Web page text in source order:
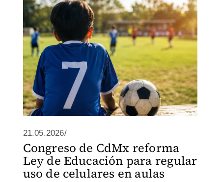
21.05.2026/
Congreso de CdMx reforma
Ley de Educación para regular
uso de celulares en aulas